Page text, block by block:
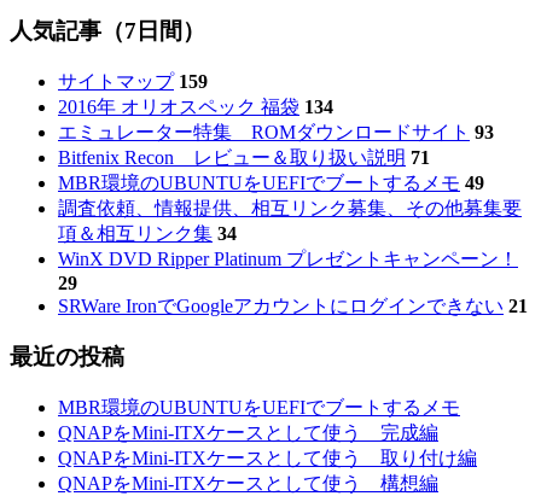
人気記事（7日間）
サイトマップ 159
2016年 オリオスペック 福袋 134
エミュレーター特集 ROMダウンロードサイト 93
Bitfenix Recon レビュー＆取り扱い説明 71
MBR環境のUBUNTUをUEFIでブートするメモ 49
調査依頼、情報提供、相互リンク募集、その他募集要
項＆相互リンク集 34
WinX DVD Ripper Platinum プレゼントキャンペーン！
29
SRWare IronでGoogleアカウントにログインできない 21
最近の投稿
MBR環境のUBUNTUをUEFIでブートするメモ
QNAPをMini-ITXケースとして使う 完成編
QNAPをMini-ITXケースとして使う 取り付け編
QNAPをMini-ITXケースとして使う 構想編